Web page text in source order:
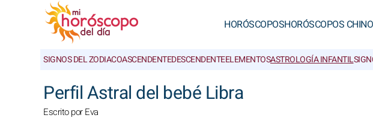
HORÓSCOPOSHORÓSCOPOS
SIGNOS DEL ZODIACOASCENDENTEDESCENDENTEELEMENTOSASTROLOGÍA INFANTIL
Perfil Astral del bebé Libra
Escrito por Eva